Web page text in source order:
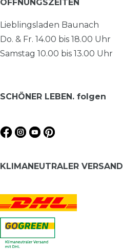
ÖFFNUNGSZEITEN
Lieblingsladen Baunach
Do. & Fr. 14.00 bis 18.00 Uhr
Samstag 10.00 bis 13.00 Uhr
SCHÖNER LEBEN. folgen
KLIMANEUTRALER VERSAND